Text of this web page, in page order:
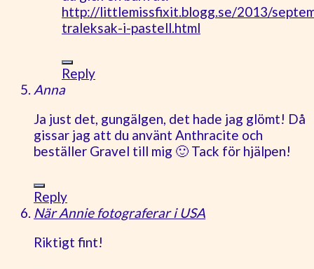
http://littlemissfixit.blogg.se/2013/
traleksak-i-pastell.html
Reply
Anna
Ja just det, gungälgen, det hade jag glömt! Då
gissar jag att du använt Anthracite och
beställer Gravel till mig 🙂 Tack för hjälpen!
Reply
När Annie fotograferar i USA
Riktigt fint!